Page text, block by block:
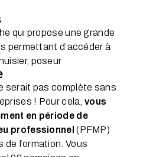
qui propose une grande
permettant d’accéder à
poseur
serait pas complète sans
! Pour cela,vous
en période de
professionnel(PFMP)
de formation. Vous